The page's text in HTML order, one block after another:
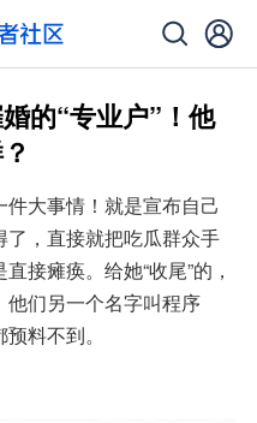
的“专业户”！他
大事情！就是宣布自己
，直接就把吃瓜群众手
接瘫痪。给她“收尾”的，
他们另一个名字叫程序
料不到。